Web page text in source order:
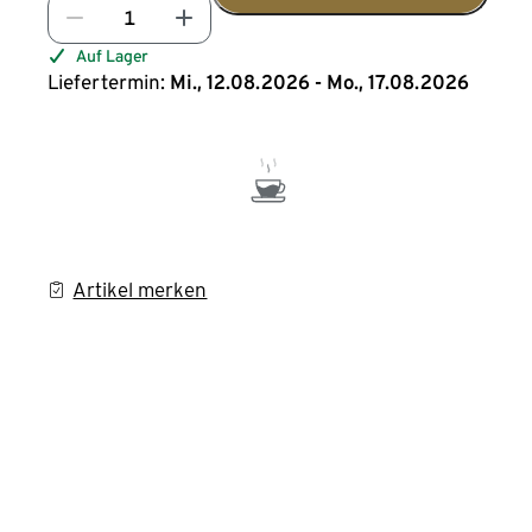
Auf Lager
Liefertermin: Mi., 12.08.2026 - Mo., 17.08.2026
Artikel merken